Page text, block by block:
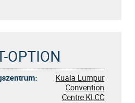
OPTION
Kuala Lumpur
Convention
Centre KLCC